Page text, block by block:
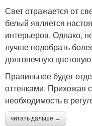
Свет отражается от
белый является
интерьеров. Однако,
лучше подобрать
долговечную
Правильнее будет
оттенками. Прихожая
необходимость в
читать дальше →